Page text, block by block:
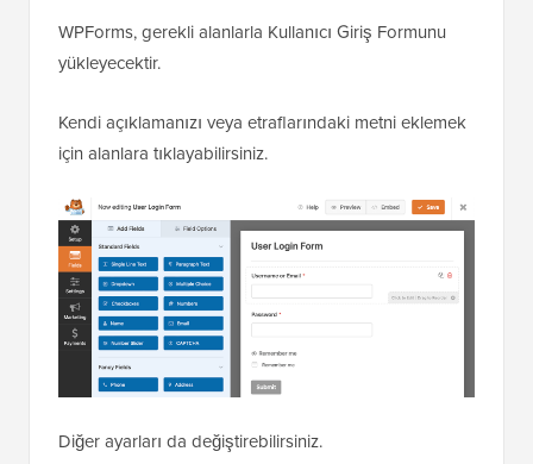
WPForms, gerekli alanlarla Kullanıcı Giriş Formunu
yükleyecektir.
Kendi açıklamanızı veya etraflarındaki metni eklemek
için alanlara tıklayabilirsiniz.
Diğer ayarları da değiştirebilirsiniz.